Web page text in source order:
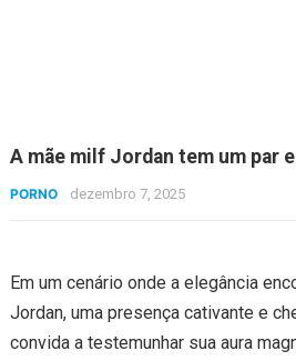
A mãe milf Jordan tem um par
PORNO dezembro 7, 2025
Em um cenário onde a elegância
Jordan, uma presença cativante e
convida a testemunhar sua aura